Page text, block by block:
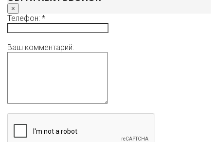
×
Телефон: *
Ваш комментарий: